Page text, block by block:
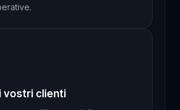
vostri clienti